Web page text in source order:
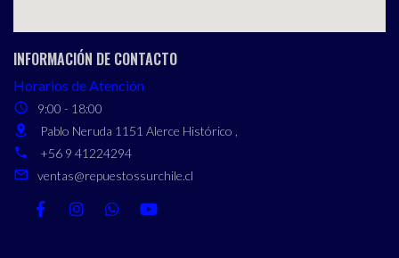
INFORMACIÓN DE CONTACTO
Horarios de Atención
9:00 - 18:00
Pablo Neruda 1151 Alerce Histórico ,
+56 9 41224294
ventas@repuestossurchile.cl